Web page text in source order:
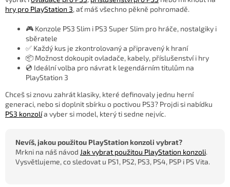
hry pro PlayStation 3, ať máš všechno pěkně pohromadě.
🎮 Konzole PS3 Slim i PS3 Super Slim pro hráče, nostalgiky i
sběratele
✅ Každý kus je zkontrolovaný a připravený k hraní
📦 Možnost dokoupit ovladače, kabely, příslušenství i hry
💿 Ideální volba pro návrat k legendárním titulům na
PlayStation 3
Chceš si znovu zahrát klasiky, které definovaly jednu herní
generaci, nebo si doplnit sbírku o poctivou PS3? Projdi si nabídku
PS3 konzolía vyber si model, který ti sedne nejvíc.
Nevíš, jakou použitou PlayStation konzoli vybrat?
Mrkni na náš návod Jak vybrat použitou PlayStation konzoli.
Vysvětlujeme, co sledovat u PS1, PS2, PS3, PS4, PSP i PS Vita.